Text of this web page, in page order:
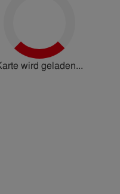
wird geladen...